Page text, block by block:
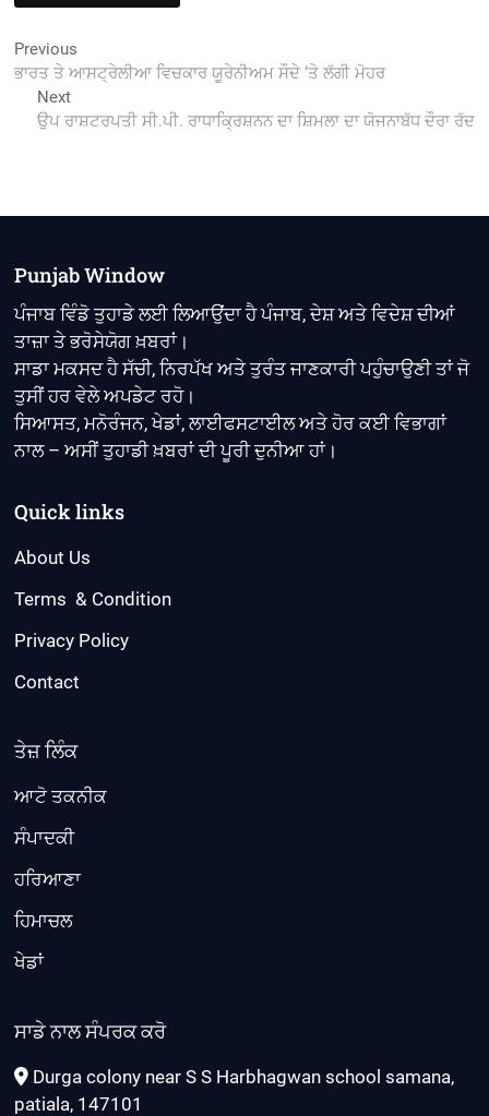
Post
navigation
Previous
post:
ਭਾਰਤ ਤੇ ਆਸਟ੍ਰੇਲੀਆ ਵਿਚਕਾਰ ਯੂਰੇਨੀਅਮ ਸੌਦੇ ‘ਤੇ ਲੱਗੀ ਮੋਹਰ
NextNext
post:
ਉਪ ਰਾਸ਼ਟਰਪਤੀ ਸੀ.ਪੀ. ਰਾਧਾਕ੍ਰਿਸ਼ਨਨ ਦਾ ਸ਼ਿਮਲਾ ਦਾ ਯੋਜਨਾਬੱਧ ਦੌਰਾ ਰੱਦ
Punjab Window
ਪੰਜਾਬ ਵਿੰਡੋ ਤੁਹਾਡੇ ਲਈ ਲਿਆਉਂਦਾ ਹੈ ਪੰਜਾਬ, ਦੇਸ਼ ਅਤੇ ਵਿਦੇਸ਼ ਦੀਆਂ
ਤਾਜ਼ਾ ਤੇ ਭਰੋਸੇਯੋਗ ਖ਼ਬਰਾਂ।
ਸਾਡਾ ਮਕਸਦ ਹੈ ਸੱਚੀ, ਨਿਰਪੱਖ ਅਤੇ ਤੁਰੰਤ ਜਾਣਕਾਰੀ ਪਹੁੰਚਾਉਣੀ ਤਾਂ ਜੋ
ਤੁਸੀਂ ਹਰ ਵੇਲੇ ਅਪਡੇਟ ਰਹੋ।
ਸਿਆਸਤ, ਮਨੋਰੰਜਨ, ਖੇਡਾਂ, ਲਾਈਫਸਟਾਈਲ ਅਤੇ ਹੋਰ ਕਈ ਵਿਭਾਗਾਂ
ਨਾਲ – ਅਸੀਂ ਤੁਹਾਡੀ ਖ਼ਬਰਾਂ ਦੀ ਪੂਰੀ ਦੁਨੀਆ ਹਾਂ।
Quick links
About Us
Terms & Condition
Privacy Policy
Contact
ਤੇਜ਼ ਲਿੰਕ
ਆਟੋ ਤਕਨੀਕ
ਸੰਪਾਦਕੀ
ਹਰਿਆਣਾ
ਹਿਮਾਚਲ
ਖੇਡਾਂ
ਸਾਡੇ ਨਾਲ ਸੰਪਰਕ ਕਰੋ
Durga colony near S S Harbhagwan school samana,
patiala, 147101